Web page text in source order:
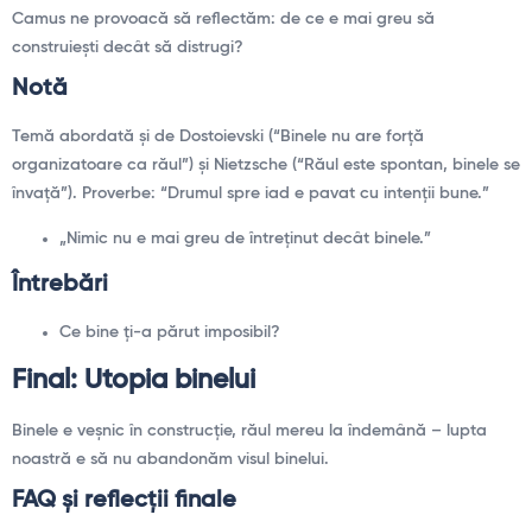
Camus ne provoacă să reflectăm: de ce e mai greu să
construiești decât să distrugi?
Notă
Temă abordată și de Dostoievski (“Binele nu are forță
organizatoare ca răul”) și Nietzsche (“Răul este spontan, binele se
învață”). Proverbe: “Drumul spre iad e pavat cu intenții bune.”
„Nimic nu e mai greu de întreținut decât binele.”
Întrebări
Ce bine ți-a părut imposibil?
Final: Utopia binelui
Binele e veșnic în construcție, răul mereu la îndemână – lupta
noastră e să nu abandonăm visul binelui.
FAQ și reflecții finale